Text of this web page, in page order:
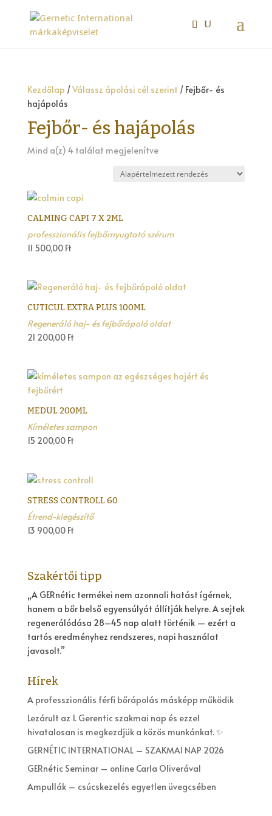
Kezdőlap /Válassz ápolási cél szerint / Fejbőr- és
hajápolás
Fejbőr- és hajápolás
Mind a(z) 4 találat megjelenítve
CALMING CAPI 7 X 2ML
professzionális fejbőrnyugtató szérum
11 500,00 Ft
CUTICUL EXTRA PLUS 100ML
Regeneráló haj- és fejbőrápoló oldat
21 200,00 Ft
MEDUL 200ML
Kíméletes sampon
15 200,00 Ft
STRESS CONTROLL 60
Étrend-kiegészítő
13 900,00 Ft
Szakértői tipp
„A GERnétic termékei nem azonnali hatást ígérnek,
hanem a bőr belső egyensúlyát állítják helyre. A sejtek
regenerálódása 28–45 nap alatt történik — ezért a
tartós eredményhez rendszeres, napi használat
javasolt.”
Hírek
A professzionális férfi bőrápolás másképp működik
Lezárult az 1. Gerentic szakmai nap és ezzel
hivatalosan is megkezdjük a közös munkánkat. ✨
GERNÉTIC INTERNATIONAL – SZAKMAI NAP 2026
GERnétic Seminar – online Carla Oliverával
Ampullák – csúcskezelés egyetlen üvegcsében